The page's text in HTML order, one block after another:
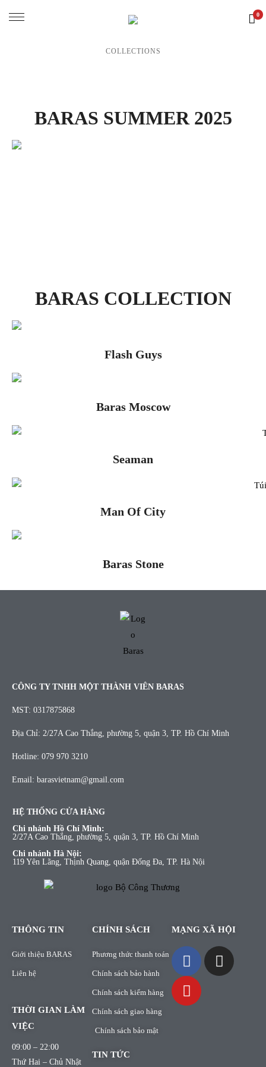
0
COLLECTIONS
BARAS SUMMER 2025
BARAS COLLECTION
Flash Guys
Baras Moscow
Seaman
Man Of City
Baras Stone
CÔNG TY TNHH MỘT THÀNH VIÊN BARAS
MST: 0317875868
Địa Chỉ: 2/27A Cao Thắng, phường 5, quận 3, TP. Hồ Chí Minh
Hotline: 079 970 3210
Email: barasvietnam@gmail.com
HỆ THỐNG CỬA HÀNG
Chi nhánh Hồ Chí Minh:
2/27A Cao Thắng, phường 5, quận 3, TP. Hồ Chí Minh
Chi nhánh Hà Nội:
119 Yên Lãng, Thịnh Quang, quận Đống Đa, TP. Hà Nội
THÔNG TIN
Giới thiệu BARAS
Liên hệ
THỜI GIAN LÀM
VIỆC
09:00 – 22:00
Thứ Hai – Chủ Nhật
CHÍNH SÁCH
Phương thức thanh toán
Chính sách bảo hành
Chính sách kiểm hàng
Chính sách giao hàng
Chính sách bảo mật
TIN TỨC
MẠNG XÃ HỘI